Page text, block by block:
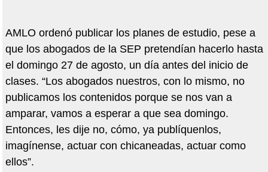
AMLO ordenó publicar los planes de estudio, pese a
que los abogados de la SEP pretendían hacerlo hasta
el domingo 27 de agosto, un día antes del inicio de
clases. “Los abogados nuestros, con lo mismo, no
publicamos los contenidos porque se nos van a
amparar, vamos a esperar a que sea domingo.
Entonces, les dije no, cómo, ya publíquenlos,
imagínense, actuar con chicaneadas, actuar como
ellos”.